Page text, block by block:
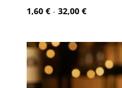
1,60 € - 32,00 €Rango
desde
1,60 €
hasta